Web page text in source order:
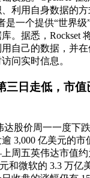
利用自身数据的
是一个提供“世界
。据悉，Rockset
自己的数据，并
问实时信息。
三日走低，市
达股价周一一度下
3,000 亿美元的市
周五英伟达市值约
和微软的 3.3 万亿